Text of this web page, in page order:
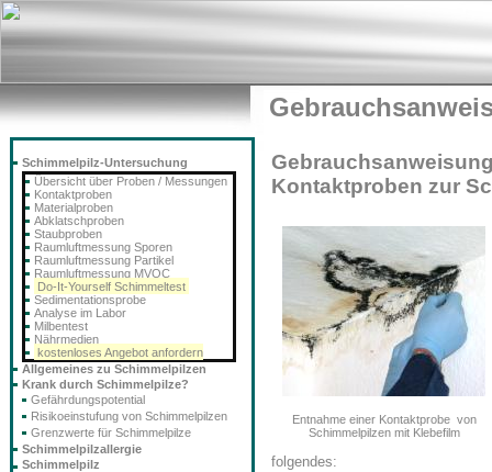
Kontaktproben zur
Entnahme einer Kontaktprobe von
Schimmelpilzen mit Klebefilm
folgendes:
Schimmelpilz-Untersuchung
Übersicht über Proben / Messungen
Kontaktproben
Materialproben
Abklatschproben
Staubproben
Raumluftmessung Sporen
Raumluftmessung Partikel
Raumluftmessung MVOC
Do-It-Yourself Schimmeltest
Sedimentationsprobe
Analyse im Labor
Milbentest
Nährmedien
kostenloses Angebot anfordern
Allgemeines zu Schimmelpilzen
Krank durch Schimmelpilze?
Gefährdungspotential
Risikoeinstufung von Schimmelpilzen
Grenzwerte für Schimmelpilze
Schimmelpilzallergie
Schimmelpilz